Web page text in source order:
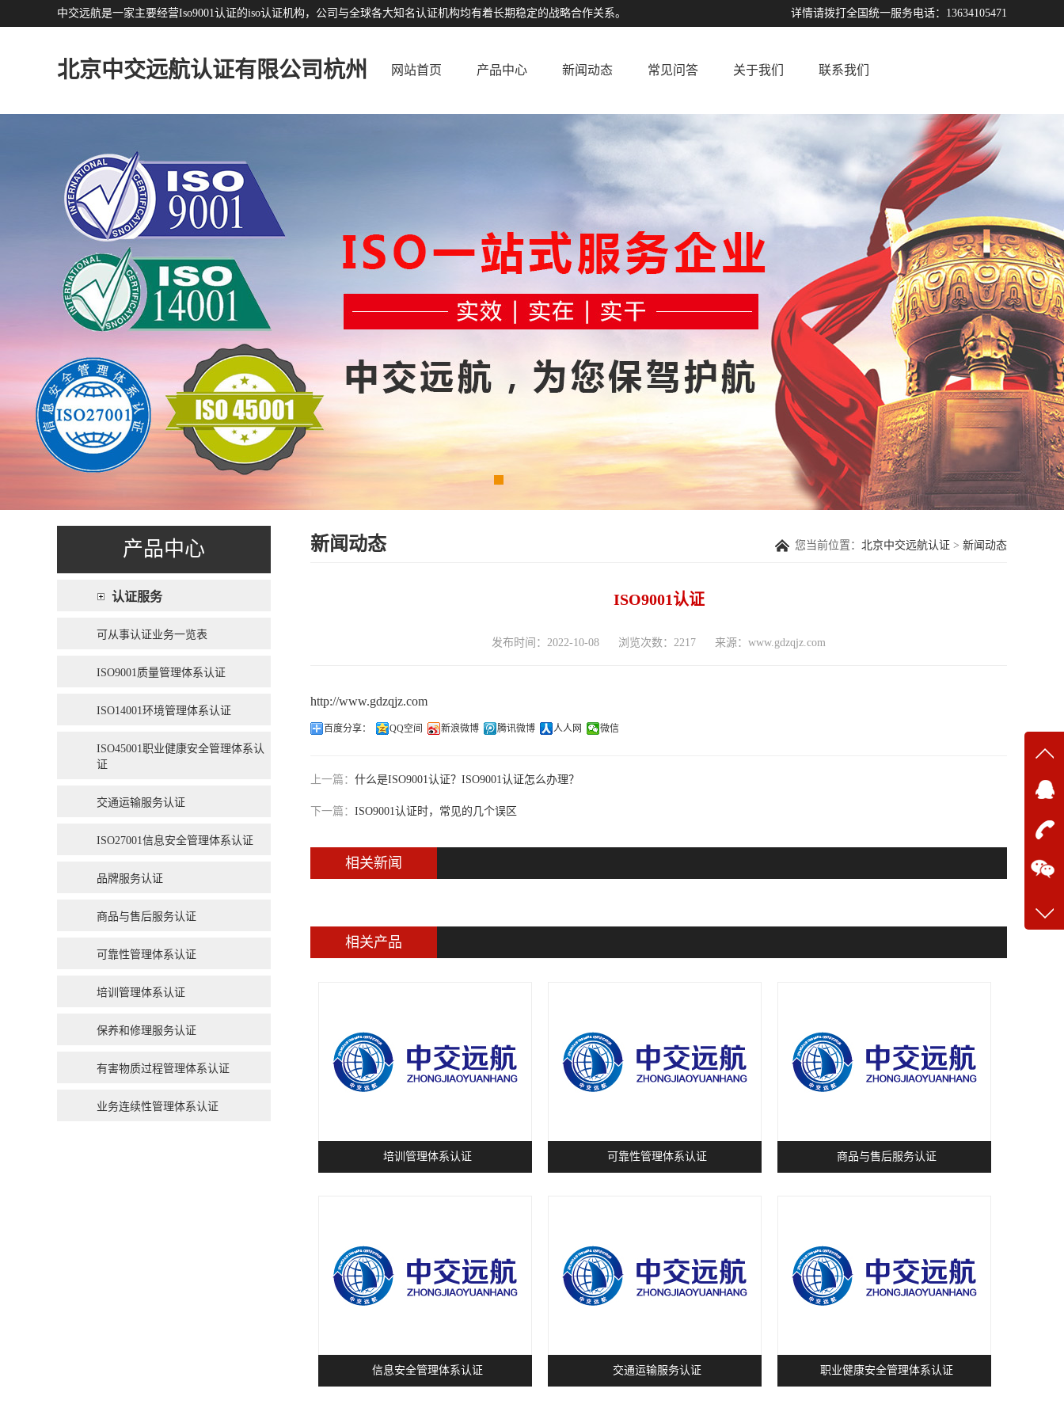
中交远航是一家主要经营Iso9001认证的iso认证机构，公司与全球各大知名认证机构均有着长期稳定的战略合作关系。 详情请拨打全国统一服务电话：13634105471
北京中交远航认证有限公司杭州
分公司
网站首页 产品中心 新闻动态 常见问答 关于我们 联系我们
产品中心
认证服务
可从事认证业务一览表
ISO9001质量管理体系认证
ISO14001环境管理体系认证
ISO45001职业健康安全管理体系认
证
交通运输服务认证
ISO27001信息安全管理体系认证
品牌服务认证
商品与售后服务认证
可靠性管理体系认证
培训管理体系认证
保养和修理服务认证
有害物质过程管理体系认证
业务连续性管理体系认证
新闻动态 您当前位置： 北京中交远航认证 > 新闻动态
ISO9001认证
发布时间：2022-10-08 浏览次数：2217 来源：www.gdzqjz.com
http://www.gdzqjz.com
百度分享： QQ空间 新浪微博 腾讯微博 人人网 微信
上一篇： 什么是ISO9001认证？ISO9001认证怎么办理？
下一篇： ISO9001认证时，常见的几个误区
相关新闻
相关产品
培训管理体系认证 可靠性管理体系认证 商品与售后服务认证
信息安全管理体系认证 交通运输服务认证 职业健康安全管理体系认证
在线
在
咨询
客服